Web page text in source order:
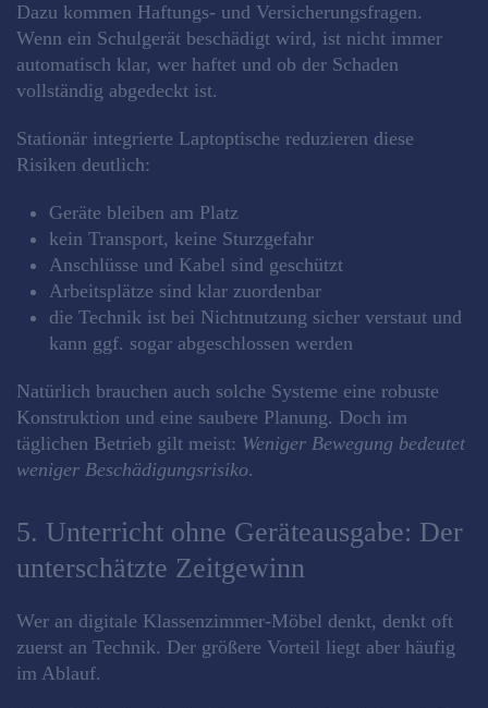
Dazu kommen Haftungs- und Versicherungsfragen.
Wenn ein Schulgerät beschädigt wird, ist nicht immer
automatisch klar, wer haftet und ob der Schaden
vollständig abgedeckt ist.
Stationär integrierte Laptoptische reduzieren diese
Risiken deutlich:
Geräte bleiben am Platz
kein Transport, keine Sturzgefahr
Anschlüsse und Kabel sind geschützt
Arbeitsplätze sind klar zuordenbar
die Technik ist bei Nichtnutzung sicher verstaut und
kann ggf. sogar abgeschlossen werden
Natürlich brauchen auch solche Systeme eine robuste
Konstruktion und eine saubere Planung. Doch im
täglichen Betrieb gilt meist: Weniger Bewegung bedeutet
weniger Beschädigungsrisiko.
5. Unterricht ohne Geräteausgabe: Der
unterschätzte Zeitgewinn
Wer an digitale Klassenzimmer-Möbel denkt, denkt oft
zuerst an Technik. Der größere Vorteil liegt aber häufig
im Ablauf.